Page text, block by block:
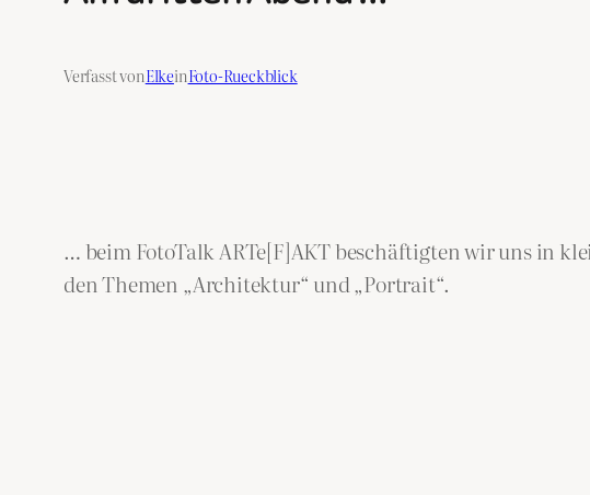
Verfasst vonElkeinFoto-Rueckblick
… beim FotoTalk ARTe[F]AKT beschäftigten wir uns in
den Themen „Architektur“ und „Portrait“.